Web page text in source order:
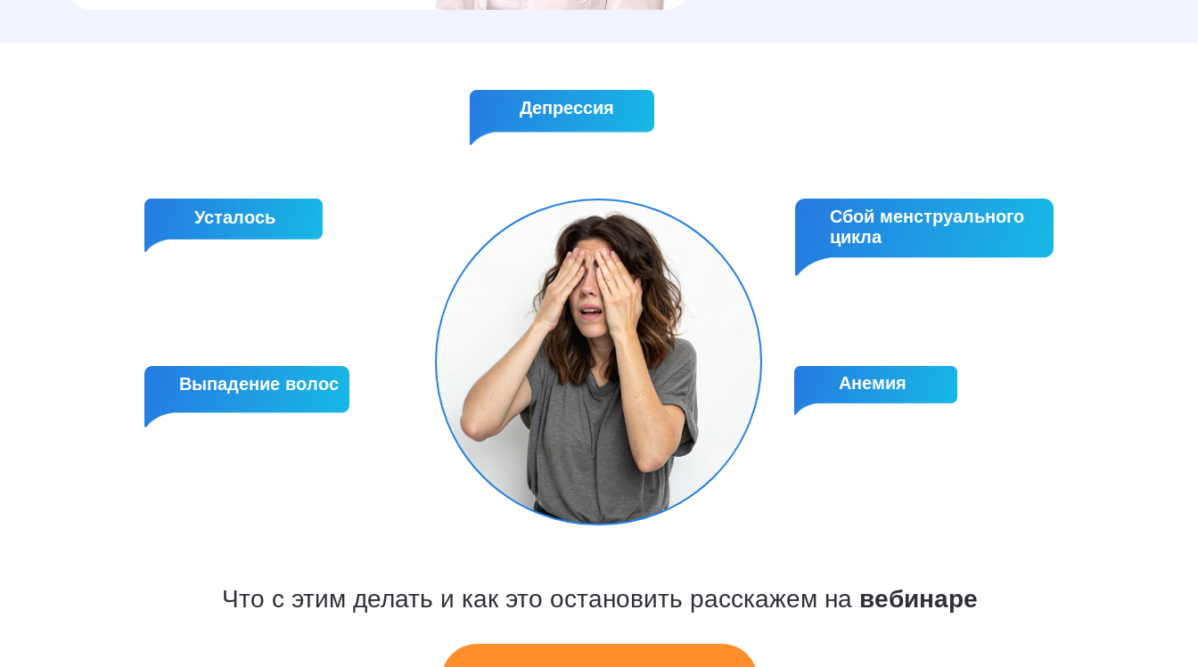
Усталось
Сбой менструального
цикла
Анемия
Депрессия
Выпадение волос
Что с этим делать и как это остановить расскажем навебинаре